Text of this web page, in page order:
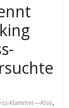
Klammer—Also,